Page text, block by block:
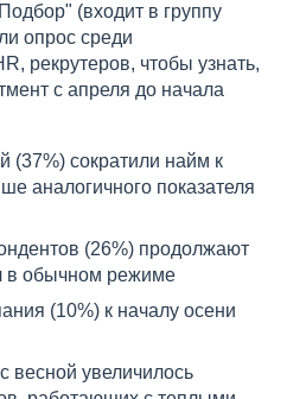
(входит в группу
опрос среди
рекрутеров, чтобы узнать,
с апреля до начала
(37%) сократили найм к
аналогичного показателя
(26%) продолжают
в обычном режиме
(10%) к началу осени
весной увеличилось